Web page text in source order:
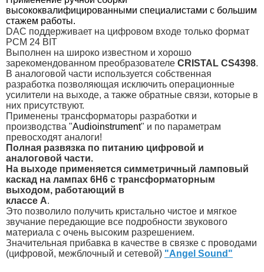
высококвалифицированными специалистами с большим
стажем работы.
DAC поддерживает на цифровом входе только формат
PCM 24 BIT
Выполнен на широко известном и хорошо
зарекомендованном преобразователе CRISTAL CS4398.
В аналоговой части используется собственная
разработка позволяющая исключить операционные
усилители на выходе, а также обратные связи, которые в
них присутствуют.
Применены трансформаторы разработки и
производства "Audioinstrument" и по параметрам
превосходят аналоги!
Полная развязка по питанию цифровой и
аналоговой части.
На выходе применяется симметричный ламповый
каскад на лампах 6Н6 с трансформаторным
выходом, работающий в
классе А.
Это позволило получить кристально чистое и мягкое
звучание передающие все подробности звукового
материала с очень высоким разрешением.
Значительная прибавка в качестве в связке с проводами
(цифровой, межблочный и сетевой) "Angel Sound"